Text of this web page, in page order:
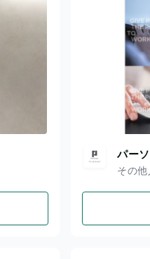
パー
その